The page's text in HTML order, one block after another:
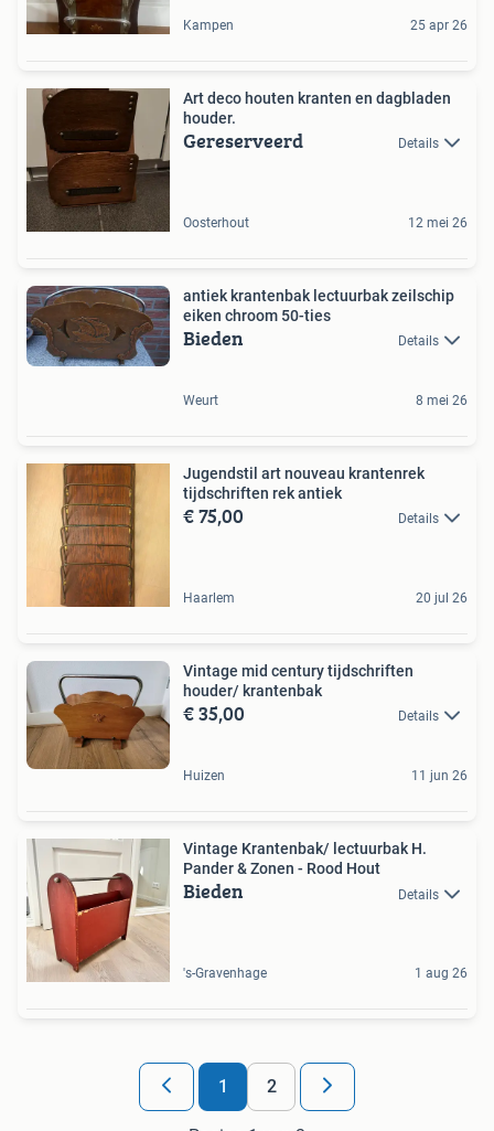
Kampen 25 apr 26
Art deco houten kranten en dagbladen
houder.
Gereserveerd Details
Oosterhout 12 mei 26
antiek krantenbak lectuurbak zeilschip
eiken chroom 50-ties
Bieden Details
Weurt 8 mei 26
Jugendstil art nouveau krantenrek
tijdschriften rek antiek
€ 75,00 Details
Haarlem 20 jul 26
Vintage mid century tijdschriften
houder/ krantenbak
€ 35,00 Details
Huizen 11 jun 26
Vintage Krantenbak/ lectuurbak H.
Pander & Zonen - Rood Hout
Bieden Details
's-Gravenhage 1 aug 26
1 2